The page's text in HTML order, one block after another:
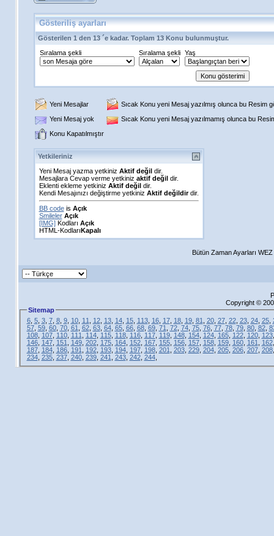
Gösteriliş ayarları
Gösterilen 1 den 13 ´e kadar. Toplam 13 Konu bulunmuştur.
Sıralama şekli
Sıralama şekli Yaş
Yeni Mesajlar
Sıcak Konu yeni Mesaj yazılmış olunca bu Resim
Yeni Mesaj yok
Sıcak Konu yeni Mesaj yazılmamış olunca bu
Konu Kapatılmıştır
Yetkileriniz
Yeni Mesaj yazma yetkiniz Aktif değildir.
Mesajlara Cevap verme yetkiniz aktif değildir.
Eklenti ekleme yetkiniz Aktif değildir.
Kendi Mesajınızı değiştirme yetkiniz Aktif değildirdir.
BB codeis Açık
Smileler Açık
[IMG]Kodları Açık
HTML-KodlarıKapalı
Bütün Zaman Ayarları
Copyright ©
Sitemap
6, 5, 3, 7, 8, 9, 10, 11 12, 13, 14, 15, 113, 16, 17, 18, 19, 81 20, 27, 22, 23, 24, 25,
57, 59, 60, 70, 61 62, 63, 64, 65, 66, 68, 69, 71 72, 74, 75, 76, 77, 78, 79, 80, 82,
108, 107, 110, 111 114, 115, 118, 116, 117, 119, 148, 154, 124, 165, 122, 120, 123
146, 147, 151 149, 202, 175, 164, 152, 167, 155, 156, 157, 158, 159, 160, 161 162
187, 184, 186, 191 192, 193, 194, 197, 198, 201 203, 229, 204, 205, 206, 207, 208
234, 235, 237, 240, 239, 241 243, 242, 244,